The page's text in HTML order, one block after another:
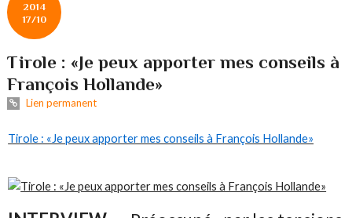
2014
17/10
Tirole : «Je peux apporter mes conseils à
François Hollande»
Lien permanent
Tirole : «Je peux apporter mes conseils à François Hollande»